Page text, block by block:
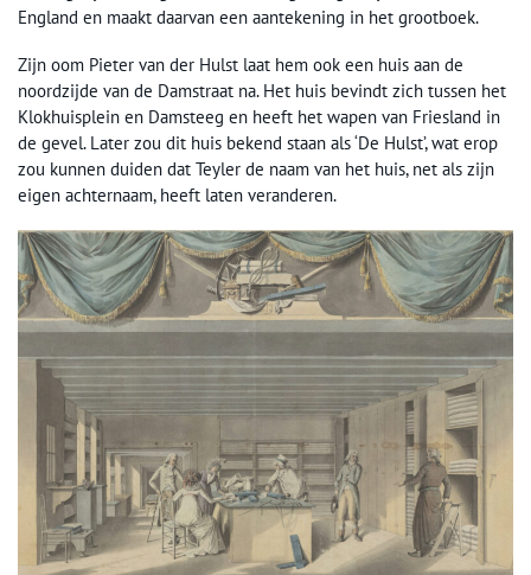
England en maakt daarvan een aantekening in het grootboek.
Zijn oom Pieter van der Hulst laat hem ook een huis aan de
noordzijde van de Damstraat na. Het huis bevindt zich tussen het
Klokhuisplein en Damsteeg en heeft het wapen van Friesland in
de gevel. Later zou dit huis bekend staan als ‘De Hulst’, wat erop
zou kunnen duiden dat Teyler de naam van het huis, net als zijn
eigen achternaam, heeft laten veranderen.